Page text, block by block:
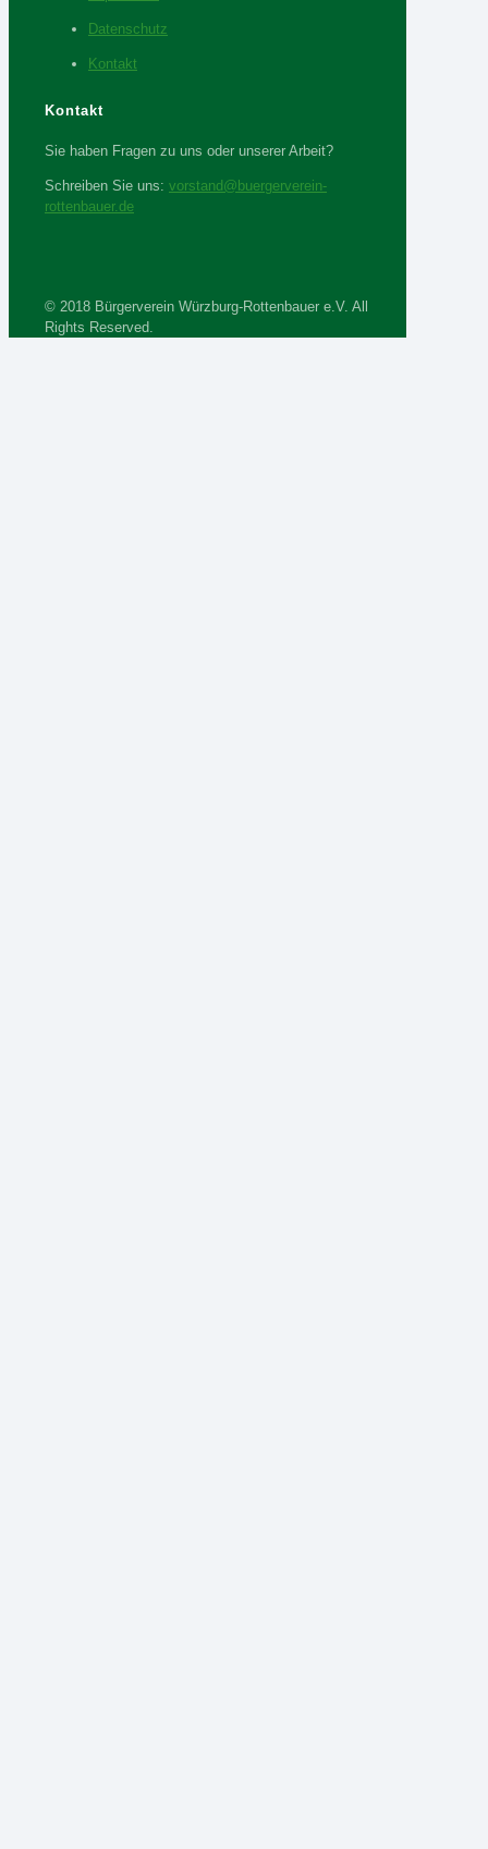
Datenschutz
Kontakt
Kontakt
Sie haben Fragen zu uns oder unserer Arbeit?
Schreiben Sie uns: vorstand@buergerverein-
rottenbauer.de
© 2018 Bürgerverein Würzburg-Rottenbauer e.V. All
Rights Reserved.